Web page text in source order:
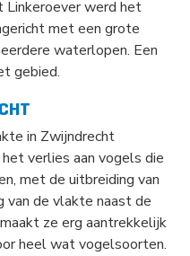
Linkeroever werd het
met een grote
waterlopen. Een
gebied.
in Zwijndrecht
verlies aan vogels die
met de uitbreiding van
van de vlakte naast de
ze erg aantrekkelijk
heel wat vogelsoorten.